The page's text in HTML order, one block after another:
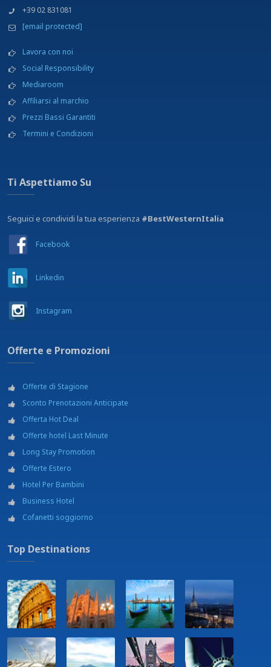
+39 02 831081
[email protected]
Lavora con noi
Social Responsibility
Mediaroom
Affiliarsi al marchio
Prezzi Bassi Garantiti
Termini e Condizioni
Ti Aspettiamo Su
Seguici e condividi la tua esperienza #BestWesternItalia
Facebook
Linkedin
Instagram
Offerte e Promozioni
Offerte di Stagione
Sconto Prenotazioni Anticipate
Offerta Hot Deal
Offerte hotel Last Minute
Long Stay Promotion
Offerte Estero
Hotel Per Bambini
Business Hotel
Cofanetti soggiorno
Top Destinations